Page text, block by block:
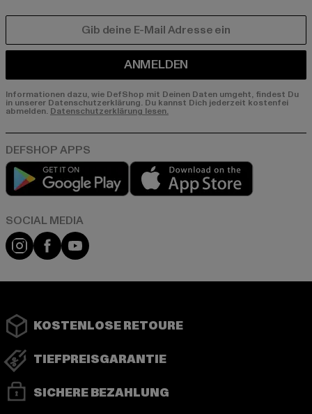
ANMELDEN
Informationen dazu, wie DefShop mit Deinen Daten umgeht, findest Du
in unserer Datenschutzerklärung. Du kannst Dich jederzeit kostenfei
abmelden. Datenschutzerklärung lesen.
Play market
Instagram
FacebookYouTube
KOSTENLOSE RETOURE
TIEFPREISGARANTIE
SICHERE BEZAHLUNG